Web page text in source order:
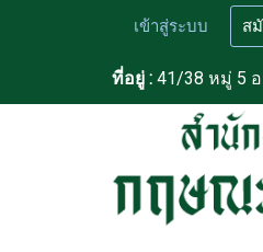
เข้าสู่ระบบ ส
ที่อยู่ : 41/38 หมู่ 5